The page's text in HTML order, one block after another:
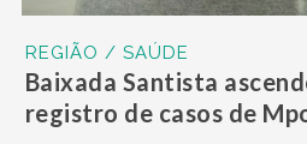
REGIÃO / SAÚDE
Baixada Santista
registro de casos de